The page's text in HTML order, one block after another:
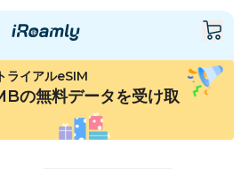
ライアルeSIM
の無料データを受け取